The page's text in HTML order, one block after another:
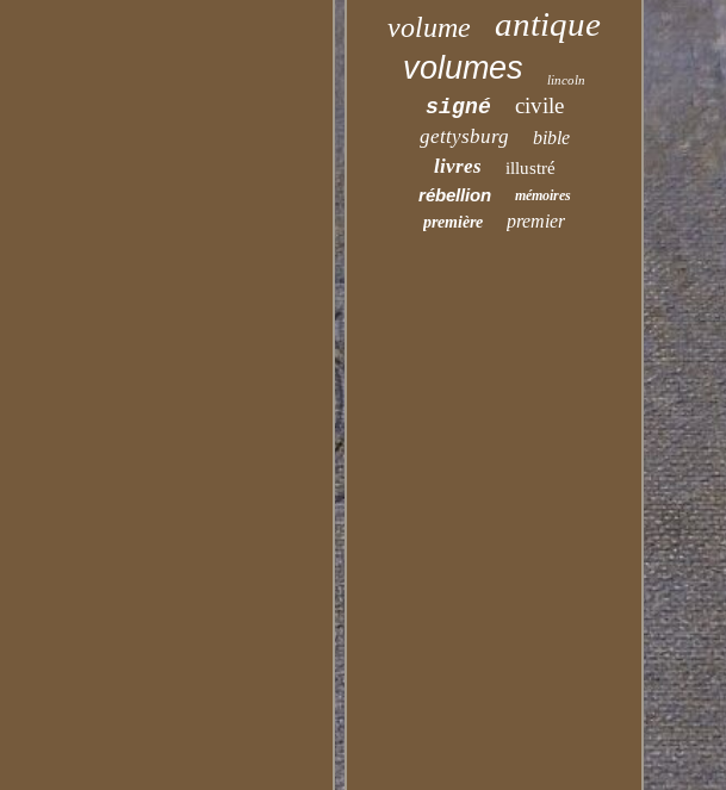
volume antique
volumes lincoln
signé civile
gettysburg bible
livres illustré
rébellion mémoires
première premier